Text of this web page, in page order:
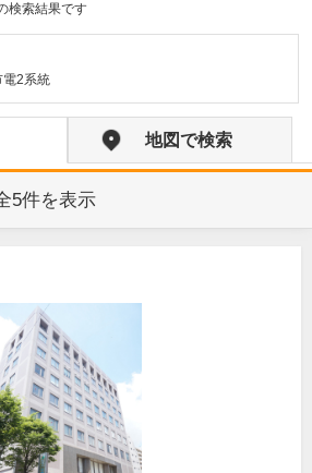
検索結果です
電2系統
地図で検索
5件を表示